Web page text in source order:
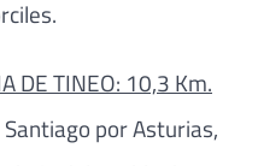
DE TINEO: 10,3 Km.
por Asturias,